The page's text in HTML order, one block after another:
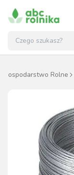
Gospodarstwo Rolne